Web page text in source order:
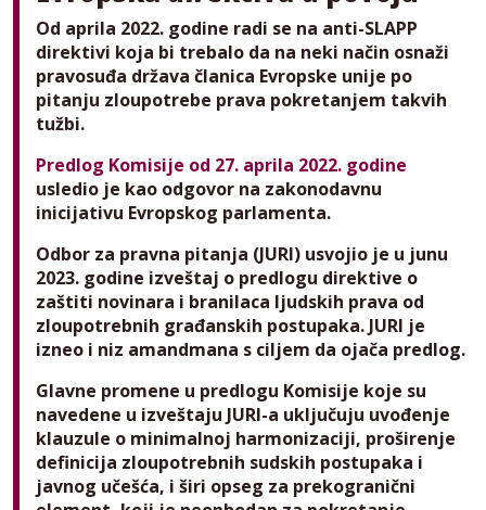
Od aprila 2022. godine radi se na anti-SLAPP
direktivi koja bi trebalo da na neki način osnaži
pravosuđa država članica Evropske unije po
pitanju zloupotrebe prava pokretanjem takvih
tužbi.
Predlog Komisije od 27. aprila 2022. godine
usledio je kao odgovor na zakonodavnu
inicijativu Evropskog parlamenta.
Odbor za pravna pitanja (JURI) usvojio je u junu
2023. godine izveštaj o predlogu direktive o
zaštiti novinara i branilaca ljudskih prava od
zloupotrebnih građanskih postupaka. JURI je
izneo i niz amandmana s ciljem da ojača predlog.
Glavne promene u predlogu Komisije koje su
navedene u izveštaju JURI-a uključuju uvođenje
klauzule o minimalnoj harmonizaciji, proširenje
definicija zloupotrebnih sudskih postupaka i
javnog učešća, i širi opseg za prekogranični